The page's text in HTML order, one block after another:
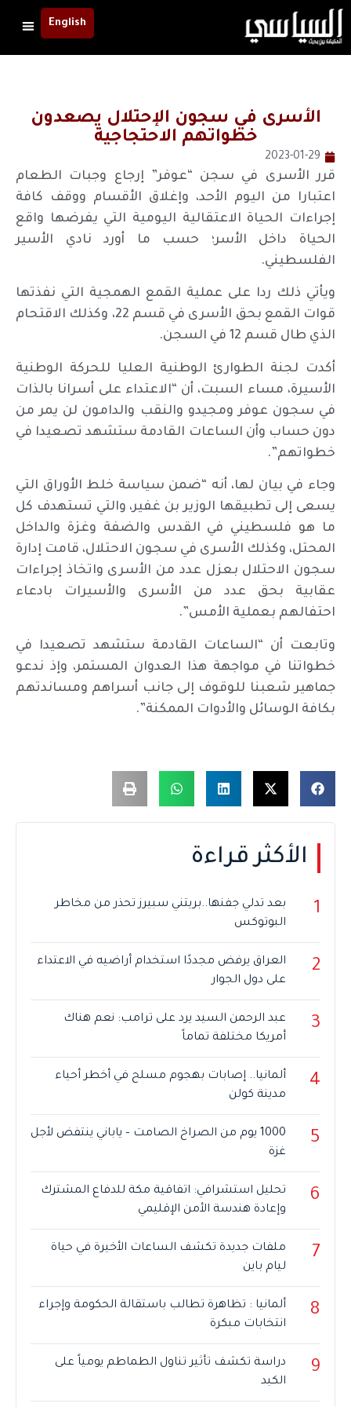
English
الأسرى في سجون الإحتلال يصعدون
خطواتهم الاحتجاجية
2023-01-29
قرر الأسرى في سجن “عوفر” إرجاع وجبات الطعام
اعتبارا من اليوم الأحد، وإغلاق الأقسام ووقف كافة
إجراءات الحياة الاعتقالية اليومية التي يفرضها واقع
الحياة داخل الأسر؛ حسب ما أورد نادي الأسير
الفلسطيني.
ويأتي ذلك ردا على عملية القمع الهمجية التي نفذتها
قوات القمع بحق الأسرى في قسم 22، وكذلك الاقتحام
الذي طال قسم 12 في السجن.
أكدت لجنة الطوارئ الوطنية العليا للحركة الوطنية
الأسيرة، مساء السبت، أن “الاعتداء على أسرانا بالذات
في سجون عوفر ومجيدو والنقب والدامون لن يمر من
دون حساب وأن الساعات القادمة ستشهد تصعيدا في
خطواتهم”.
وجاء في بيان لها، أنه “ضمن سياسة خلط الأوراق التي
يسعى إلى تطبيقها الوزير بن غفير، والتي تستهدف كل
ما هو فلسطيني في القدس والضفة وغزة والداخل
المحتل، وكذلك الأسرى في سجون الاحتلال، قامت إدارة
سجون الاحتلال بعزل عدد من الأسرى واتخاذ إجراءات
عقابية بحق عدد من الأسرى والأسيرات بادعاء
احتفالهم بعملية الأمس”.
وتابعت أن “الساعات القادمة ستشهد تصعيدا في
خطواتنا في مواجهة هذا العدوان المستمر، وإذ ندعو
جماهير شعبنا للوقوف إلى جانب أسراهم ومساندتهم
بكافة الوسائل والأدوات الممكنة”.
الأكثر قراءة
1
بعد تدلي جفنها..بريتني سبيرز تحذر من مخاطر
البوتوكس
2
العراق يرفض مجددًا استخدام أراضيه في الاعتداء
على دول الجوار
3
عبد الرحمن السيد يرد على ترامب: نعم هناك
أمريكا مختلفة تماماً
4
ألمانيا.. إصابات بهجوم مسلح في أخطر أحياء
مدينة كولن
5
1000 يوم من الصراخ الصامت – ياباني ينتفض لأجل
غزة
6
تحليل استشرافي: اتفاقية مكة للدفاع المشترك
وإعادة هندسة الأمن الإقليمي
7
ملفات جديدة تكشف الساعات الأخيرة في حياة
ليام باين
8
ألمانيا : تظاهرة تطالب باستقالة الحكومة وإجراء
انتخابات مبكرة
9
دراسة تكشف تأثير تناول الطماطم يومياً على
الكبد